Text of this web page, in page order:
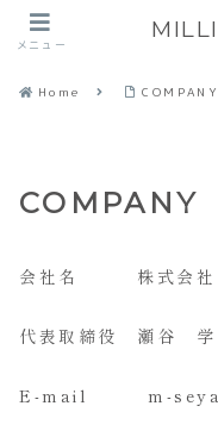
Home COMPANY
COMPANY
会社名 株式会社ミ
代表取締役 瀬谷 学
E-mail m-
メニュー